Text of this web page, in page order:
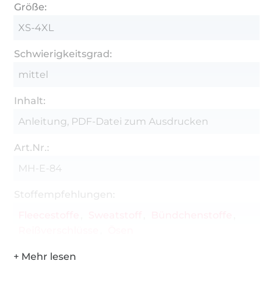
Größe:
XS-4XL
Schwierigkeitsgrad:
mittel
Inhalt:
Anleitung, PDF-Datei zum Ausdrucken
Art.Nr.:
MH-E-84
Stoffempfehlungen: